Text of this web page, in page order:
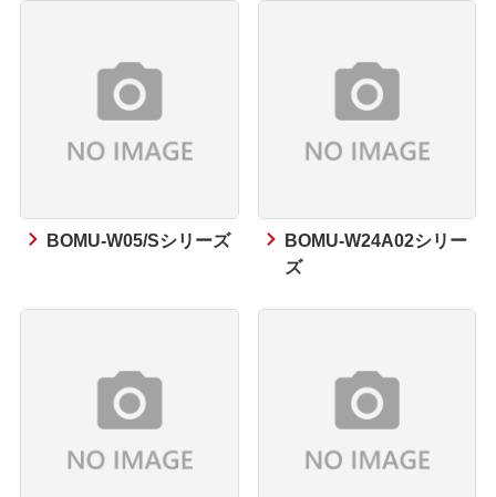
BOMU-W05/Sシリーズ
BOMU-W24A02シリー
ズ